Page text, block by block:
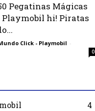
Pegatinas Mágicas
Playmobil hi! Piratas
Click - Playmobil -
0
4